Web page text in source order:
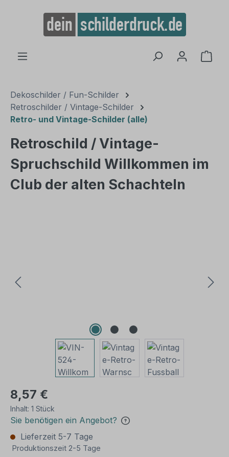
springen
Dekoschilder / Fun-Schilder
Retroschilder / Vintage-Schilder
Retro- und Vintage-Schilder (alle)
Retroschild / Vintage-
Spruchschild Willkommen im
Club der alten Schachteln
8,57 €
Inhalt: 1 Stück
Sie benötigen ein Angebot?
Lieferzeit 5-7 Tage
Produktionszeit 2-5 Tage